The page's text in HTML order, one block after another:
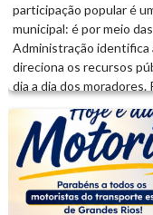
participação popular é
municipal: é por meio
Administração identifica
direciona os recursos
dia a dia dos
junto à Prefeitura